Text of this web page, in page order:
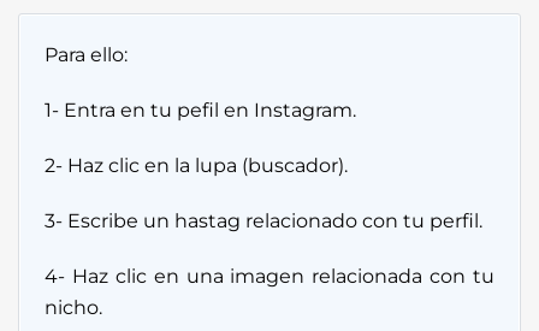
Para ello:
1- Entra en tu pefil en Instagram.
2- Haz clic en la lupa (buscador).
3- Escribe un hastag relacionado con tu perfil.
4- Haz clic en una imagen relacionada con tu
nicho.